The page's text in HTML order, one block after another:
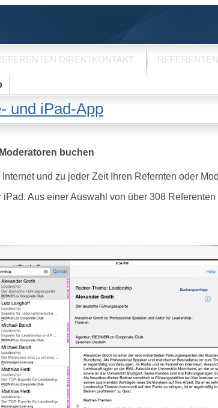
DIREKTKONTAKT
und iPad-App
buchen
und zu jeder Zeit Ihren Refernten oder
Aus einer Auswahl von über 308